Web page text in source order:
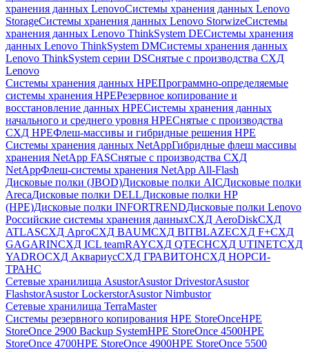
хранения данных LenovoСистемы хранения данных Lenovo
StorageСистемы хранения данных Lenovo StorwizeСистемы
хранения данных Lenovo ThinkSystem DEСистемы хранения
данных Lenovo ThinkSystem DMСистемы хранения данных
Lenovo ThinkSystem серии DSСнятые с производства СХД
Lenovo
Системы хранения данных HPEПрограммно-определяемые
системы хранения HPEРезервное копирование и
восстановление данных HPEСистемы хранения данных
начального и среднего уровня HPEСнятые с производства
СХД HPEФлеш-массивы и гибридные решения HPE
Cистемы хранения данных NetAppГибридные флеш массивы
хранения NetApp FASСнятые с производства СХД
NetAppФлеш-системы хранения NetApp All-Flash
Дисковые полки (JBOD)Дисковые полки AICДисковые полки
ArecaДисковые полки DELLДисковые полки HP
(HPE)Дисковые полки INFORTRENDДисковые полки Lenovo
Российские системы хранения данныхСХД AeroDiskСХД
ATLASСХД AргоСХД BAUMСХД BITBLAZEСХД F+СХД
GAGARINСХД ICL teamRAYСХД QTECHСХД UTINETСХД
YADROСХД АквариусСХД ГРАВИТОНСХД НОРСИ-
ТРАНС
Сетевые хранилища AsustorAsustor DrivestorAsustor
FlashstorAsustor LockerstorAsustor Nimbustor
Сетевые хранилища TerraMaster
Системы резервного копирования HPE StoreOnceHPE
StoreOnce 2900 Backup SystemHPE StoreOnce 4500HPE
StoreOnce 4700HPE StoreOnce 4900HPE StoreOnce 5500